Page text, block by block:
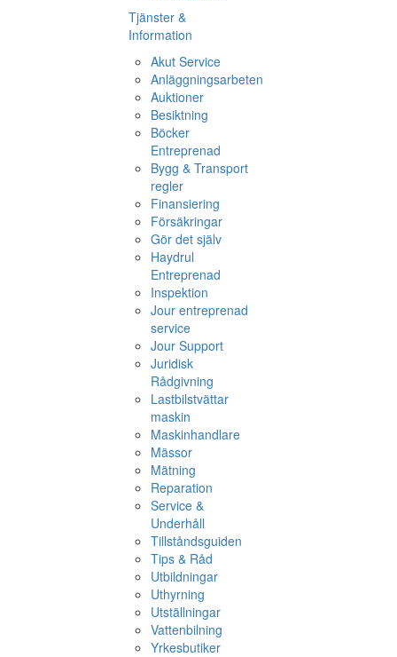
Tjänster &
Information
Akut Service
Anläggningsarbeten
Auktioner
Besiktning
Böcker
Entreprenad
Bygg & Transport
regler
Finansiering
Försäkringar
Gör det själv
Haydrul
Entreprenad
Inspektion
Jour entreprenad
service
Jour Support
Juridisk
Rådgivning
Lastbilstvättar
maskin
Maskinhandlare
Mässor
Mätning
Reparation
Service &
Underhåll
Tillståndsguiden
Tips & Råd
Utbildningar
Uthyrning
Utställningar
Vattenbilning
Yrkesbutiker